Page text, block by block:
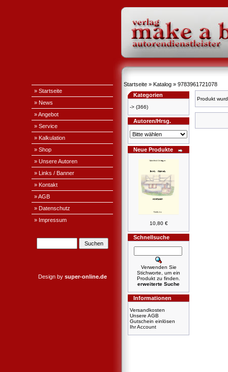
» Startseite
» News
» Angebot
» Service
» Kalkulation
» Shop
» Unsere Autoren
» Links / Banner
» Kontakt
» AGB
» Datenschutz
» Impressum
Design by super-online.de
Startseite » Katalog » 9783961721078
Kategorien
-> (366)
Autoren/Hrsg.
Neue Produkte
10,80 €
Schnellsuche
Verwenden Sie
Stichworte, um ein
Produkt zu finden.
erweiterte Suche
Informationen
Versandkosten
Unsere AGB
Gutschein einlösen
Ihr Account
Produkt